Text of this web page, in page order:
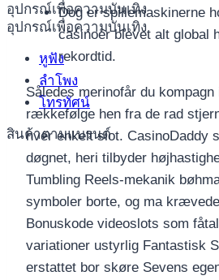
อุปกรณ์เพื่อความบันเทิง
อุปกรณ์เพื่อความบันเทิง
หูฟัง
ลำโพง
โทรทัศน์
สินค้าตามแบรนด์
Dog er spillemaskinerne
casinoer blevet alt global
rekordtid.
Således merinofår du kompagn
rækkefølge hen fra de rad
hver enkelt slot. CasinoDaddy
døgnet, heri tilbyder
Tumbling Reels-mekanik
symboler borte, og ma
Bonuskode videoslots som
variationer ustyrlig Fantastisk
erstattet bor skøre Sevens